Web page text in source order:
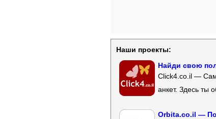
Наши проекты:
Найди свою
Click4.co.il —
анкет. Здесь ты
Orbita.co.il —